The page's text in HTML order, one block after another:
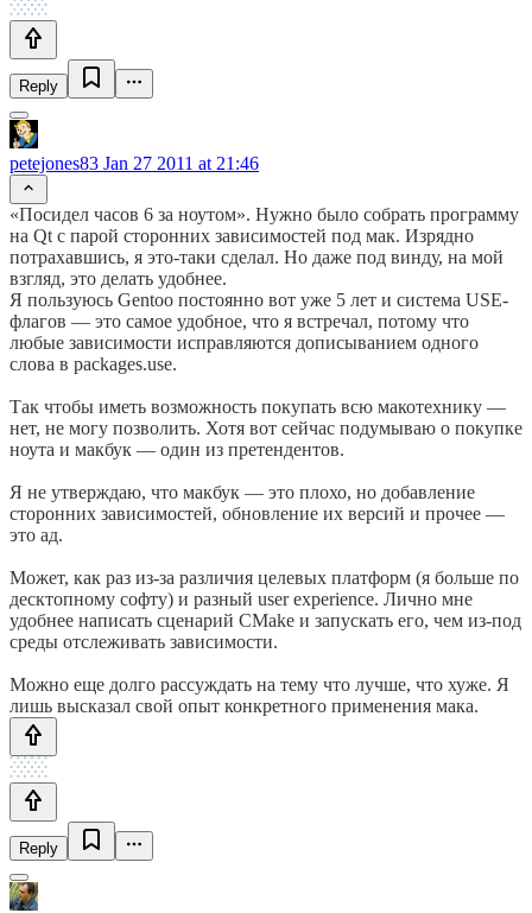
Reply
petejones83 Jan 27 2011 at 21:46
«Посидел часов 6 за ноутом». Нужно было собрать программу
на Qt с парой сторонних зависимостей под мак. Изрядно
потрахавшись, я это-таки сделал. Но даже под винду, на мой
взгляд, это делать удобнее.
Я пользуюсь Gentoo постоянно вот уже 5 лет и система USE-
флагов — это самое удобное, что я встречал, потому что
любые зависимости исправляются дописыванием одного
слова в packages.use.
Так чтобы иметь возможность покупать всю макотехнику —
нет, не могу позволить. Хотя вот сейчас подумываю о покупке
ноута и макбук — один из претендентов.
Я не утверждаю, что макбук — это плохо, но добавление
сторонних зависимостей, обновление их версий и прочее —
это ад.
Может, как раз из-за различия целевых платформ (я больше по
десктопному софту) и разный user experience. Лично мне
удобнее написать сценарий CMake и запускать его, чем из-под
среды отслеживать зависимости.
Можно еще долго рассуждать на тему что лучше, что хуже. Я
лишь высказал свой опыт конкретного применения мака.
Reply